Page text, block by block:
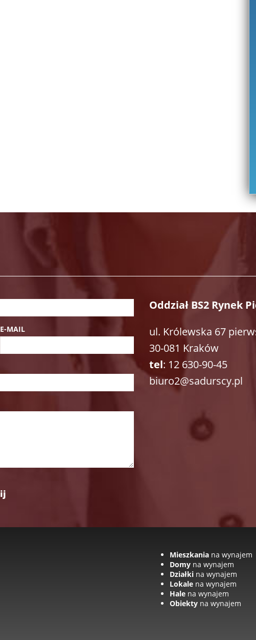
E-MAIL
Oddział BS2 Rynek
ul. Królewska 67
30-081 Kraków
tel: 12 630-90-45
biuro2@sadurscy.pl
Mieszkania na wynajem
Domy na wynajem
Działki na wynajem
Lokale na wynajem
Hale na wynajem
Obiekty na wynajem